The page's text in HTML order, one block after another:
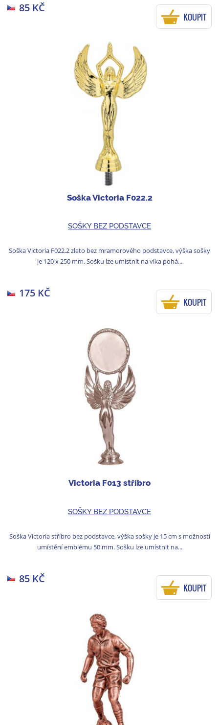
85 KČ
KOUPIT
Soška Victoria F022.2
SOŠKY BEZ PODSTAVCE
Soška Victoria F022.2 zlato bez mramorového podstavce, výška sošky
je 120 x 250 mm. Sošku lze umístnit na víka pohá...
175 KČ
KOUPIT
Victoria F013 stříbro
SOŠKY BEZ PODSTAVCE
Soška Victoria stříbro bez podstavce, výška sošky je 15 cm s možností
umístění emblému 50 mm. Sošku lze umístnit na...
85 KČ
KOUPIT